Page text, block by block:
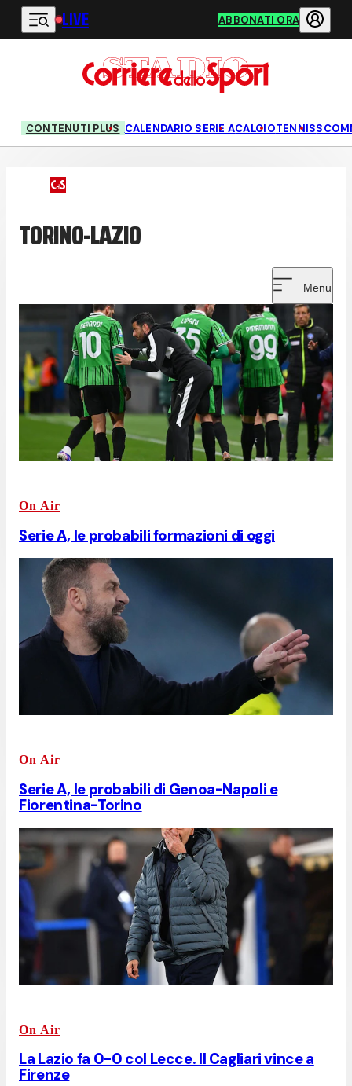
Vai al contenuto principale
LIVE ABBONATI ORA
CONTENUTI PLUS CALENDARIO SERIE ACALCIOTENNIS
TORINO-LAZIO
Menu
On Air
Serie A, le probabili formazioni di oggi
On Air
Serie A, le probabili di Genoa-Napoli e
Fiorentina-Torino
On Air
La Lazio fa 0-0 col Lecce. Il Cagliari vince a
Firenze